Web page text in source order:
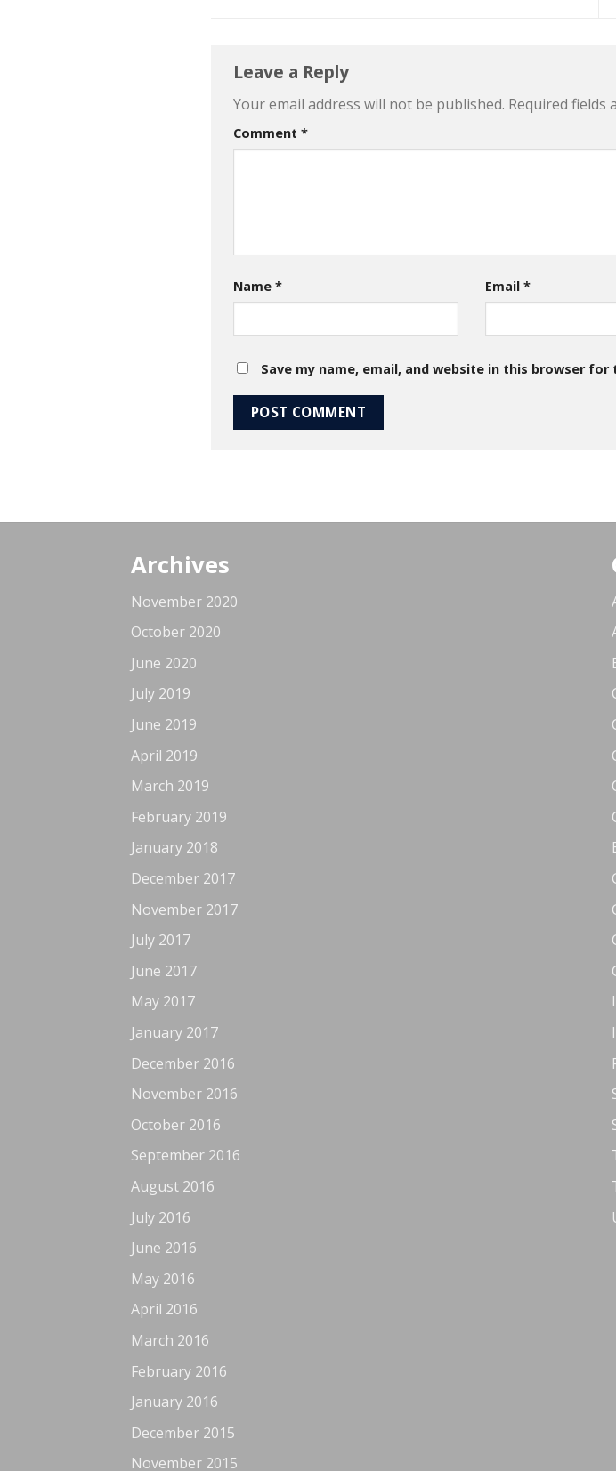
Leave a Reply
Your email address will not be published. Required fields
Comment *
Name * Email*
Save my name, email, and website in this browser
Archives
November 2020
October 2020
June 2020
July 2019
June 2019
April 2019
March 2019
February 2019
January 2018
December 2017
November 2017
July 2017
June 2017
May 2017
January 2017
December 2016
November 2016
October 2016
September 2016
August 2016
July 2016
June 2016
May 2016
April 2016
March 2016
February 2016
January 2016
December 2015
November 2015